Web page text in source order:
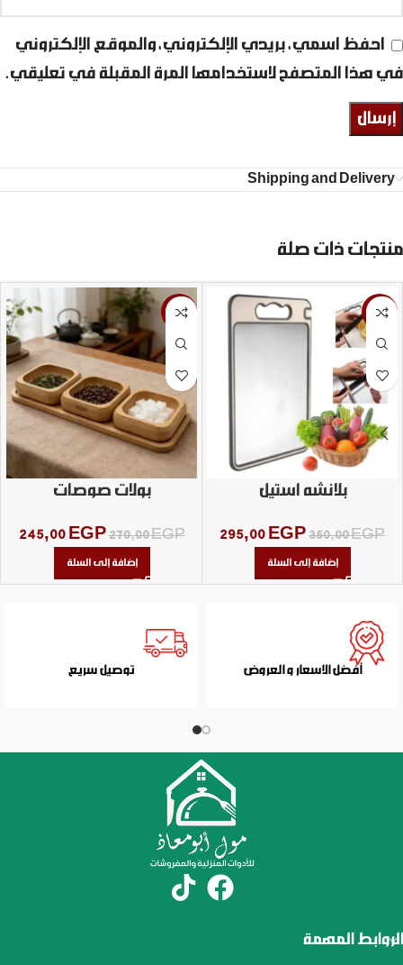
احفظ اسمي، بريدي الإلكتروني، والموقع الإلكتروني
في هذا المتصفح لاستخدامها المرة المقبلة في تعليقي.
Shipping and Delivery
منتجات ذات صلة
-16%
بلانشه استيل
350,00EGP
295,00 EGP
إضافة إلى السلة
-9%
بولات صوصات
270,00EGP
245,00 EGP
إضافة إلى السلة
أفضل الاسعار و العروض توصيل سريع
الروابط المهمة